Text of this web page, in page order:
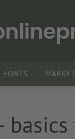
FONTS